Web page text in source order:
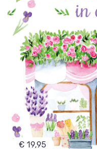
€ 19,95